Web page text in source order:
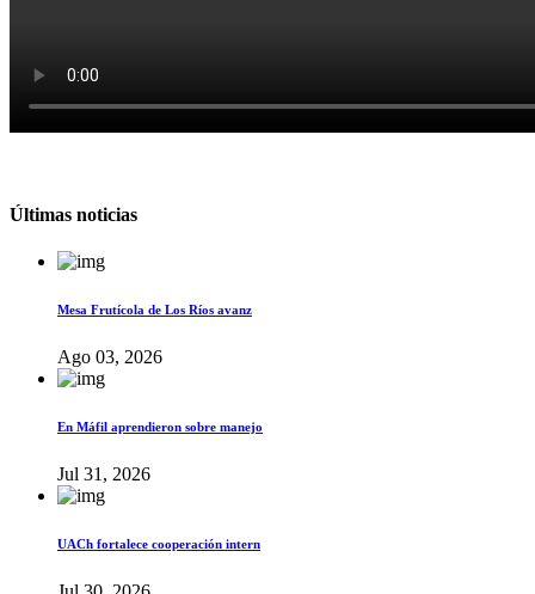
Últimas noticias
Mesa Frutícola de Los Ríos avanz
Ago 03, 2026
En Máfil aprendieron sobre manejo
Jul 31, 2026
UACh fortalece cooperación intern